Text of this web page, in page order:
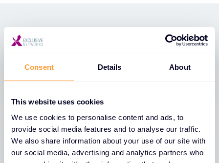
Consent Details About
This website uses cookies
We use cookies to personalise content and ads, to
provide social media features and to analyse our traffic.
We also share information about your use of our site with
our social media, advertising and analytics partners who
RÉSEAUX EXCLUSIFS PARTENAIRES
d'apporter une plus grande
leurs services
Nos partenaires constituent l'épine dorsale de
notre écosystème, et leur réussite est le moteur de
notre croissance mutuelle. Nous les équipons de